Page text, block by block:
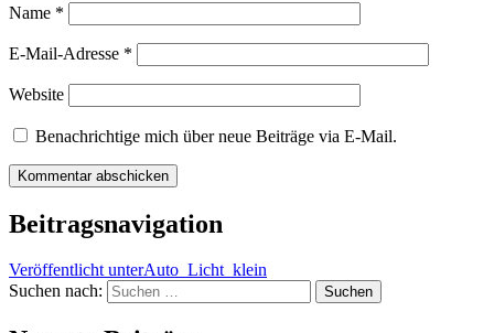
Name *
E-Mail-Adresse *
Website
Benachrichtige mich über neue Beiträge via E-Mail.
Beitragsnavigation
Veröffentlicht unterAuto_Licht_klein
Suchen nach: